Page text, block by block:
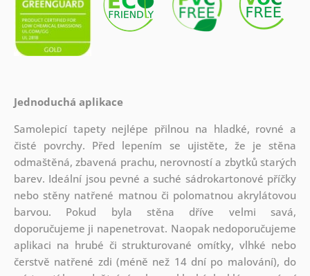
Jednoduchá aplikace
Samolepicí tapety nejlépe přilnou na hladké, rovné a
čisté povrchy. Před lepením se ujistěte, že je stěna
odmaštěná, zbavená prachu, nerovností a zbytků starých
barev. Ideální jsou pevné a suché sádrokartonové příčky
nebo stěny natřené matnou či polomatnou akrylátovou
barvou. Pokud byla stěna dříve velmi savá,
doporučujeme ji napenetrovat. Naopak nedoporučujeme
aplikaci na hrubé či strukturované omítky, vlhké nebo
čerstvě natřené zdi (méně než 14 dní po malování), do